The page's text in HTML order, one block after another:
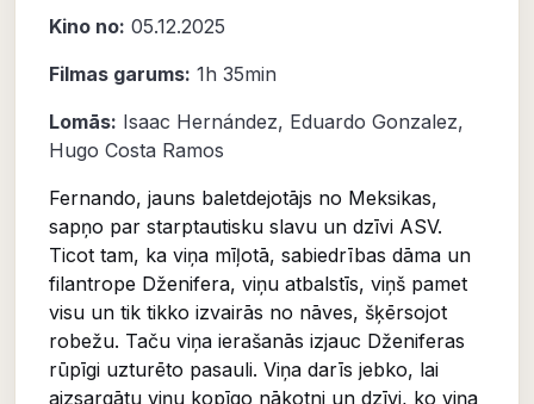
Kino no: 05.12.2025
Filmas garums: 1h 35min
Lomās: Isaac Hernández, Eduardo Gonzalez,
Hugo Costa Ramos
Fernando, jauns baletdejotājs no Meksikas,
sapņo par starptautisku slavu un dzīvi ASV.
Ticot tam, ka viņa mīļotā, sabiedrības dāma un
filantrope Dženifera, viņu atbalstīs, viņš pamet
visu un tik tikko izvairās no nāves, šķērsojot
robežu. Taču viņa ierašanās izjauc Dženiferas
rūpīgi uzturēto pasauli. Viņa darīs jebko, lai
aizsargātu viņu kopīgo nākotni un dzīvi, ko viņa